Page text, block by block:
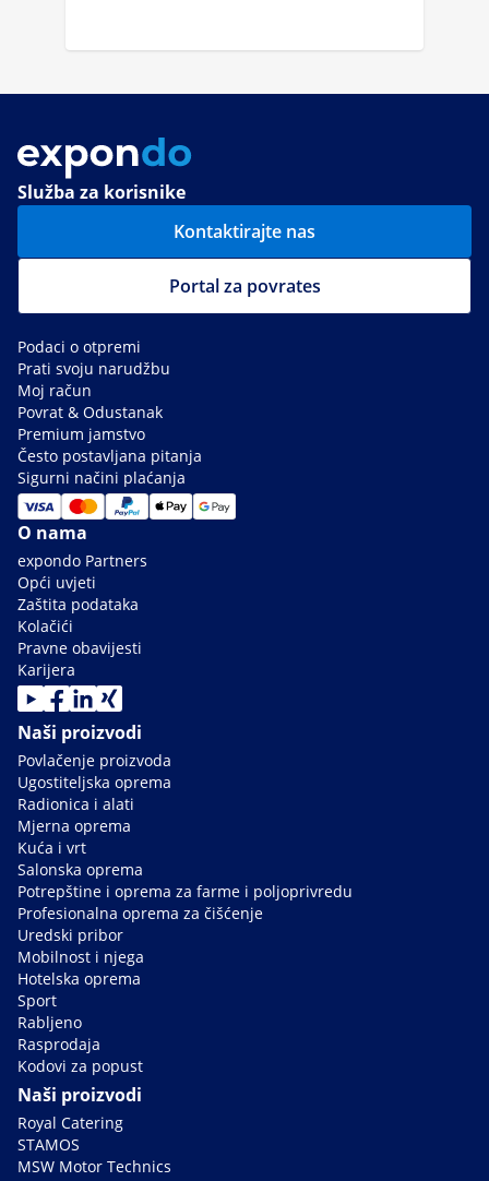
Služba za korisnike
Kontaktirajte nas
Portal za povrates
Podaci o otpremi
Prati svoju narudžbu
Moj račun
Povrat & Odustanak
Premium jamstvo
Često postavljana pitanja
Sigurni načini plaćanja
O nama
expondo Partners
Opći uvjeti
Zaštita podataka
Kolačići
Pravne obavijesti
Karijera
Naši proizvodi
Povlačenje proizvoda
Ugostiteljska oprema
Radionica i alati
Mjerna oprema
Kuća i vrt
Salonska oprema
Potrepštine i oprema za farme i poljoprivredu
Profesionalna oprema za čišćenje
Uredski pribor
Mobilnost i njega
Hotelska oprema
Sport
Rabljeno
Rasprodaja
Kodovi za popust
Naši proizvodi
Royal Catering
STAMOS
MSW Motor Technics